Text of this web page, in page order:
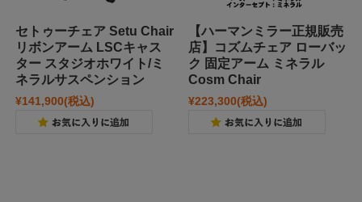
セトゥーチェア Setu Chair
リボンアーム LSCキャス
ター スタジオホワイト/ミ
ネラルサスペンション
¥141,900(税込)
【ハーマンミラー正規販売
店】コズムチェア ローバッ
ク 固定アーム ミネラル
Cosm Chair
¥223,300(税込)